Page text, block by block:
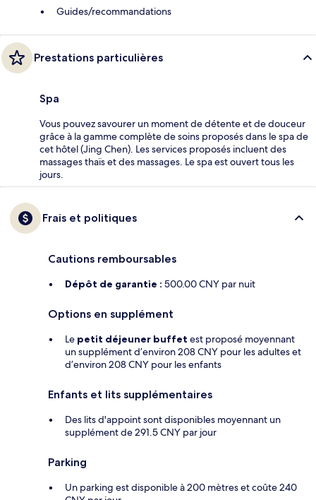
Guides/recommandations
Prestations particulières
Spa
Vous pouvez savourer un moment de détente et de douceur
grâce à la gamme complète de soins proposés dans le spa de
cet hôtel (Jing Chen). Les services proposés incluent des
massages thaïs et des massages. Le spa est ouvert tous les
jours.
Frais et politiques
Cautions remboursables
Dépôt de garantie : 500.00 CNY par nuit
Options en supplément
Le petit déjeuner buffet est proposé moyennant
un supplément d’environ 208 CNY pour les adultes et
d’environ 208 CNY pour les enfants
Enfants et lits supplémentaires
Des lits d'appoint sont disponibles moyennant un
supplément de 291.5 CNY par jour
Parking
Un parking est disponible à 200 mètres et coûte 240